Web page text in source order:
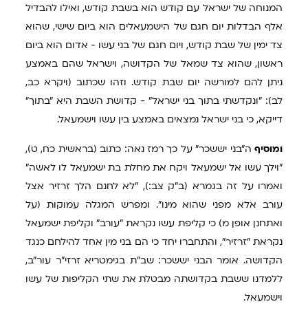
המנוחה של ישראל עם קודש הוא בשבת קודש, ואילו להבדיל
אלף הבדלות יום חגם של הישמעאלים הוא ביום שישי, שהוא
צד ימין של שבת קודש, ויום חגם של בני עשו - אדום הוא ביום
ראשון, שהוא צד שמאל של הקדושה, וישראל שהם באמצע
ניתן להם למורשה יום שבת קודש. וזהו שכתוב (ויקרא כב,
לב): "ונקדשתי בתוך בני ישראל" - קדושת השבת היא "בתוך"
דייקא, כי בני ישראל נמצאים באמצע בין עשו וישמעאל.
ומוסיף ה"בני יששכר" על כך רמז נאה: כתוב (בראשית כח, ט),
"וילך עשו אל ישמעאל ויקח את מחלת בת ישמעאל לו לאשה"
ואמרו על זה בגמרא (ב"ק צב:), "לא לחנם הלך זרזיר אצל
עורב אלא מפני שהוא מינו". ומפרש המגלה עמוקות (על
ואתחנן אופן מ) כי קליפת עשו נקראת "עורב" וקליפת ישמעאל
נקראת "זרזיר", והתחברו יחד כי הם בני מין אחד להילחם כנגד
הקדושה. אומר הבני יששכר: שב"ת בגימטריא זרזי"ר עור"ב,
ללמדנו ששבת בקדושתה מבטלת את שתי הקליפות של עשו
וישמעאל.